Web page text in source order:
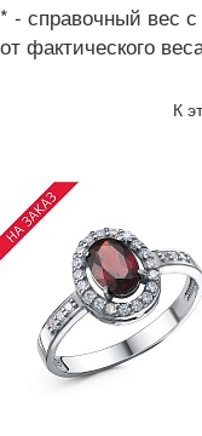
* - справочный вес
от фактического
К